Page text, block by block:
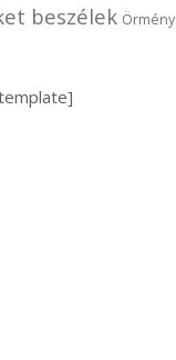
beszélek Örmény